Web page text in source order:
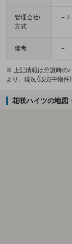
管理会社/
方式
－ /
備考 －
※ 上記情報は分譲時の
より、現況（販売中物件
花咲ハイツの地図